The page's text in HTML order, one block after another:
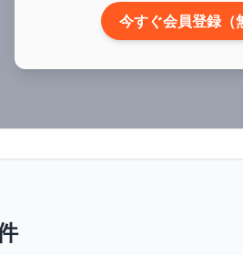
今すぐ会員登録（